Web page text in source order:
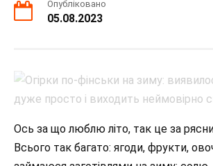
Опубліковано
05.08.2023
Ось за що люблю літо, так це за
Всього так багато: ягоди, фрукти,